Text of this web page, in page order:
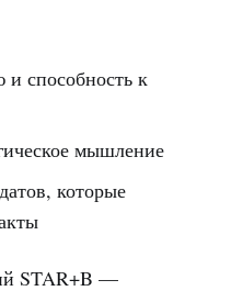
способность к
мышление
которые
STAR+B —